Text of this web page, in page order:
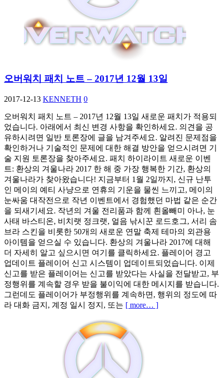
오버워치 패치 노트 – 2017년 12월 13일
2017-12-13 KENNETH 0
오버워치 패치 노트 – 2017년 12월 13일 새로운 패치가 적용되
었습니다. 아래에서 최신 변경 사항을 확인하세요. 의견을 공
유하시려면 일반 토론장에 글을 남겨주세요. 알려진 문제점을
확인하거나 기술적인 문제에 대한 해결 방안을 얻으시려면 기
술 지원 토론장을 찾아주세요. 패치 하이라이트 새로운 이벤
트: 환상의 겨울나라 2017 한 해 중 가장 행복한 기간, 환상의
겨울나라가 찾아왔습니다! 지금부터 1월 2일까지, 신규 난투
인 메이의 예티 사냥으로 연휴의 기운을 물씬 느끼고, 메이의
눈싸움 대작전으로 작년 이벤트에서 경험했던 마법 같은 순간
을 되새기세요. 작년의 겨울 전리품과 함께 흰올빼미 아나, 눈
사태 바스티온, 비치랫 정크랫, 얼음 낚시꾼 로드호그, 서리 솜
브라 스킨을 비롯한 50개의 새로운 연말 축제 테마의 외관용
아이템을 얻으실 수 있습니다. 환상의 겨울나라 2017에 대해
더 자세히 알고 싶으시면 여기를 클릭하세요. 플레이어 경고
업데이트 플레이어 신고 시스템이 업데이트되었습니다. 이제
신고를 받은 플레이어는 신고를 받았다는 사실을 전달받고, 부
정행위를 계속할 경우 받을 불이익에 대한 메시지를 받습니다.
그런데도 플레이어가 부정행위를 계속하면, 행위의 정도에 따
라 대화 금지, 계정 일시 정지, 또는 [ more… ]